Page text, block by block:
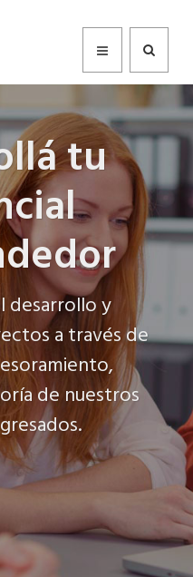
tu
desarrollo y
a través de
de nuestros